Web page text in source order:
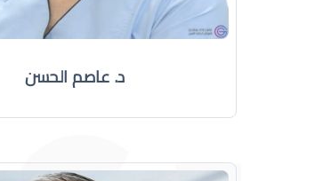
د. عاصم الحسن